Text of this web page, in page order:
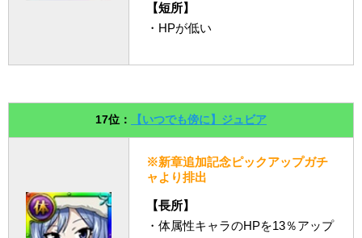
【短所】
・HPが低い
17位： 【いつでも傍に】ジュビア
※新章追加記念ピックアップガチ
ャより排出
【長所】
・体属性キャラのHPを13％アップ